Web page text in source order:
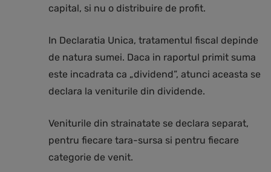
capital, si nu o distribuire de profit.
In Declaratia Unica, tratamentul fiscal depinde
de natura sumei. Daca in raportul primit suma
este incadrata ca „dividend”, atunci aceasta se
declara la veniturile din dividende.
Veniturile din strainatate se declara separat,
pentru fiecare tara-sursa si pentru fiecare
categorie de venit.